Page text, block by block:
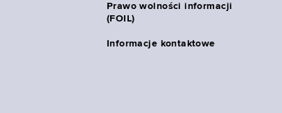
Prawo wolności informacji
(FOIL)
Informacje kontaktowe